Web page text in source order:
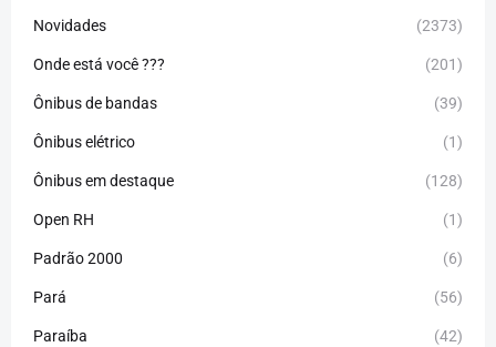
Novidades (2373)
Onde está você ??? (201)
Ônibus de bandas (39)
Ônibus elétrico (1)
Ônibus em destaque (128)
Open RH (1)
Padrão 2000 (6)
Pará (56)
Paraíba (42)